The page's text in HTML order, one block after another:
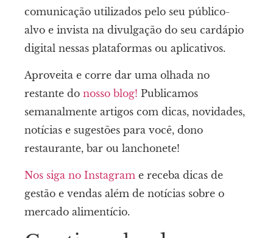
comunicação utilizados pelo seu público-
alvo e invista na divulgação do seu cardápio
digital nessas plataformas ou aplicativos.
Aproveita e corre dar uma olhada no
restante do nosso blog! Publicamos
semanalmente artigos com dicas, novidades,
notícias e sugestões para você, dono
restaurante, bar ou lanchonete!
Nos siga no Instagram e receba dicas de
gestão e vendas além de notícias sobre o
mercado alimentício.